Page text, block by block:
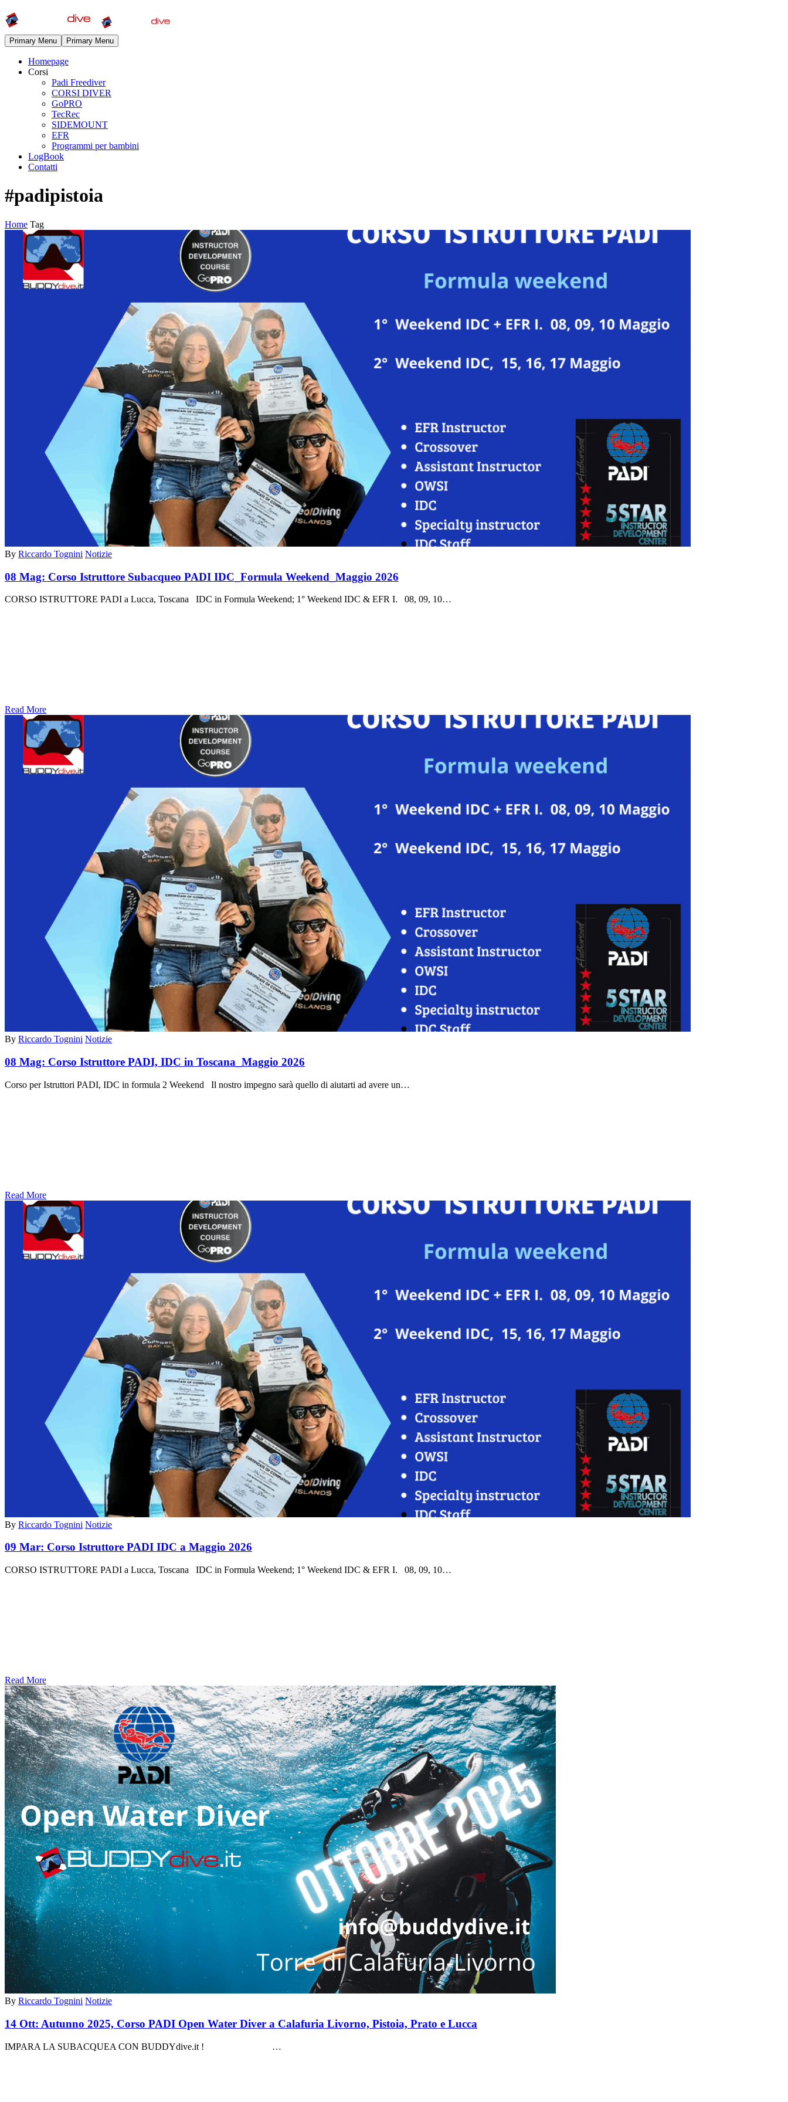
Primary Menu Primary Menu
Homepage
Corsi
Padi Freediver
CORSI DIVER
GoPRO
TecRec
SIDEMOUNT
EFR
Programmi per bambini
LogBook
Contatti
#padipistoia
Home Tag
By Riccardo Tognini Notizie
08 Mag: Corso Istruttore Subacqueo PADI IDC_Formula Weekend_Maggio 2026
CORSO ISTRUTTORE PADI a Lucca, Toscana IDC in Formula Weekend; 1° Weekend IDC & EFR I. 08, 09, 10…
Read More
By Riccardo Tognini Notizie
08 Mag: Corso Istruttore PADI, IDC in Toscana_Maggio 2026
Corso per Istruttori PADI, IDC in formula 2 Weekend Il nostro impegno sarà quello di aiutarti ad avere un…
Read More
By Riccardo Tognini Notizie
09 Mar: Corso Istruttore PADI IDC a Maggio 2026
CORSO ISTRUTTORE PADI a Lucca, Toscana IDC in Formula Weekend; 1° Weekend IDC & EFR I. 08, 09, 10…
Read More
By Riccardo Tognini Notizie
14 Ott: Autunno 2025, Corso PADI Open Water Diver a Calafuria Livorno, Pistoia, Prato e Lucca
IMPARA LA SUBACQUEA CON BUDDYdive.it ! …